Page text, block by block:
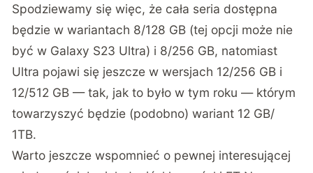
Spodziewamy się więc, że cała seria dostępna
będzie w wariantach 8/128 GB (tej opcji może nie
być w Galaxy S23 Ultra) i 8/256 GB, natomiast
Ultra pojawi się jeszcze w wersjach 12/256 GB i
12/512 GB — tak, jak to było w tym roku — którym
towarzyszyć będzie (podobno) wariant 12 GB/
1TB.
Warto jeszcze wspomnieć o pewnej interesującej